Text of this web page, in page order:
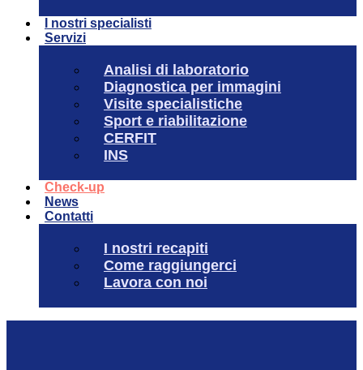
I nostri specialisti
Servizi
Analisi di laboratorio
Diagnostica per immagini
Visite specialistiche
Sport e riabilitazione
CERFIT
INS
Check-up
News
Contatti
I nostri recapiti
Come raggiungerci
Lavora con noi